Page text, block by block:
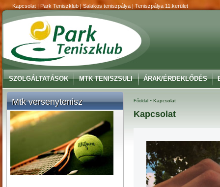
Kapcsolat | Park Teniszklub | Salakos teniszpálya | Teniszpálya 11.kerület
SZOLGÁLTATÁSOK MTK TENISZSULI ÁRAK/ÉRDEKLŐDÉS
Mtk versenytenisz Főoldal - Kapcsolat
Kapcsolat